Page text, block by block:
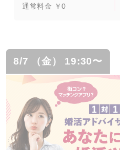
通常料金 ￥0
8/7 （金） 19:30〜